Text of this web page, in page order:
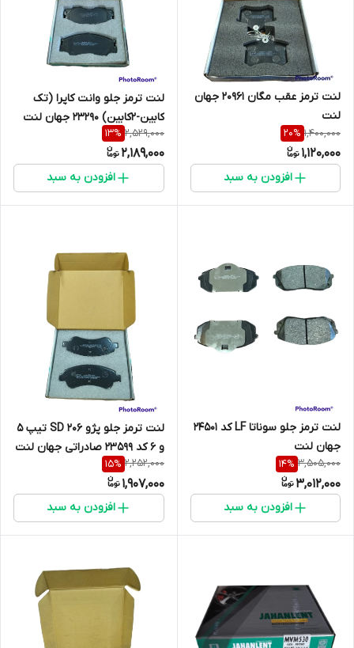
لنت ترمز عقب مگان 20961 جهان
لنت
1,400,000
20%
1,120,000
افزودن به سبد
لنت ترمز جلو وانت کاپرا (تک
کابین-2کابین) 23290 جهان لنت
2,529,000
13%
2,189,000
افزودن به سبد
لنت ترمز جلو سوناتا LF کد 24501
جهان لنت
3,505,000
14%
3,012,000
افزودن به سبد
لنت ترمز جلو پژو 206 SD تیپ 5
و 6 کد 23599 صادراتی جهان لنت
2,252,000
15%
1,907,000
افزودن به سبد